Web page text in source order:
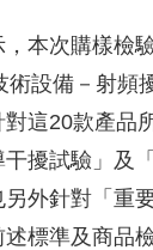
本次購樣檢
術設備－射頻
這20款產品
擾試驗」及
外針對「重
標準及商品